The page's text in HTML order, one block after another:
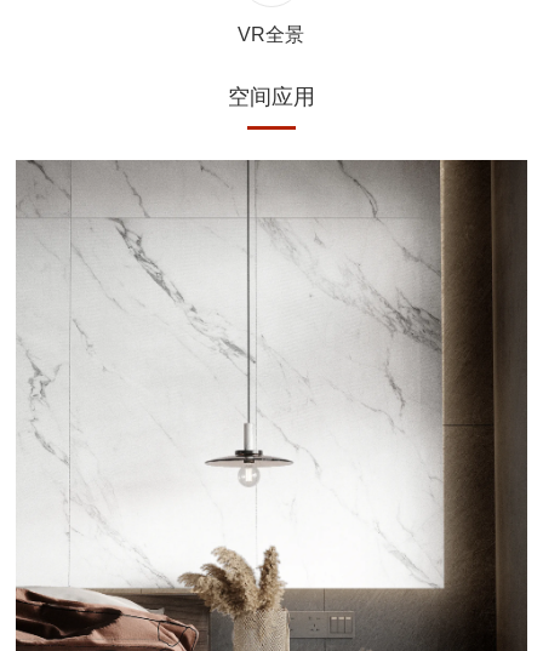
VR全景
空间应用